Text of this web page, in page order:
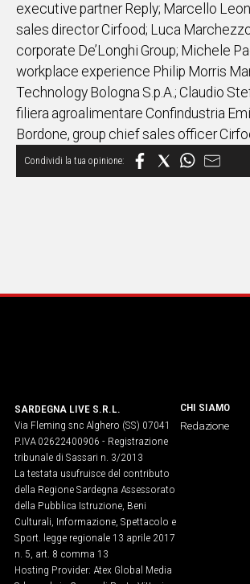
executive partner Reply; Marcello
sales director Cirfood; Luca
corporate De’Longhi Group; Michele
workplace experience Philip Morris
Technology Bologna S.p.A.; Claudio
filiera agroalimentare Confindustria
Bordone, group chief sales officer
SARDEGNA LIVE S.R.L.
Via Fleming snc Alghero (SS) 07041
P.IVA 02622400906 - Registrazione
tribunale di Sassari n. 3/2013
La testata usufruisce del contributo
della Regione Sardegna Assessorato
della Pubblica Istruzione, Beni
Culturali, Informazione, Spettacolo e
Sport. legge regionale 13 aprile 2017
n. 5, art. 8 comma 13
Hosting Provider: Atex Global Media
CHI SIAMO
Redazione